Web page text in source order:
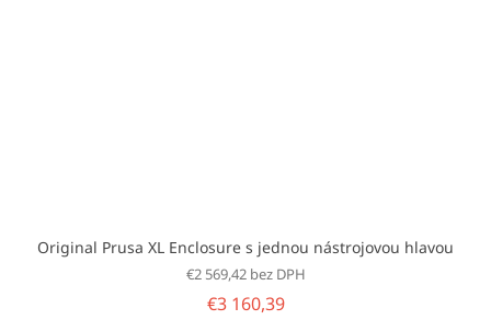
Original Prusa XL Enclosure s jednou nástrojovou hlavou
€2 569,42 bez DPH
€3 160,39